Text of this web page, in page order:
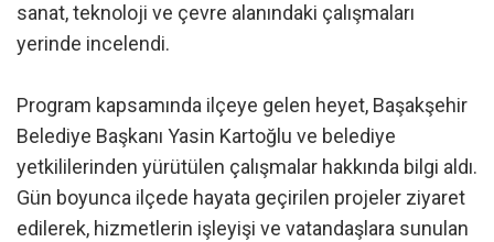
sanat, teknoloji ve çevre alanındaki çalışmaları
yerinde incelendi.
Program kapsamında ilçeye gelen heyet, Başakşehir
Belediye Başkanı Yasin Kartoğlu ve belediye
yetkililerinden yürütülen çalışmalar hakkında bilgi aldı.
Gün boyunca ilçede hayata geçirilen projeler ziyaret
edilerek, hizmetlerin işleyişi ve vatandaşlara sunulan